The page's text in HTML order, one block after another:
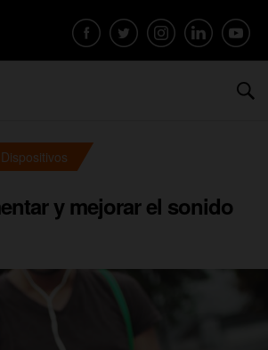
Dispositivos
y mejorar el sonido